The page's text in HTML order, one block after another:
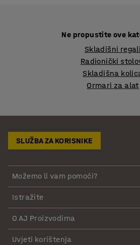
Ne propustite ove
Skladišni regali
Radionički
Skladišna
Ormari za alat
SLUŽBA ZA KORISNIKE
Možemo li vam pomoći?
Istražite
O AJ Proizvodima
Uvjeti korištenja